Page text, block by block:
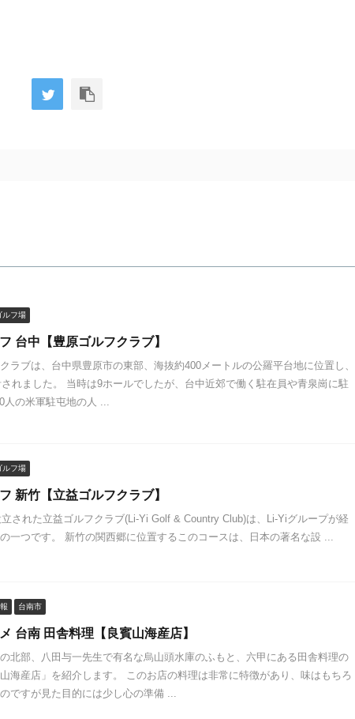
ルフ場
台中【豊原ゴルフクラブ】
ラブは、台中県豊原市の東部、海抜約400メートルの公羅平台地に位置し、
れました。 当時は9ホールでしたが、台中近郊で働く駐在員や青泉崗に駐
人の米軍駐屯地の人 ...
ルフ場
新竹【立益ゴルフクラブ】
された立益ゴルフクラブ(Li-Yi Golf & Country Club)は、Li-Yiグループが経
一つです。 新竹の関西郷に位置するこのコースは、日本の著名な設 ...
台南市
台南 田舎料理【良賓山海産店】
北部、八田与一先生で有名な烏山頭水庫のふもと、六甲にある田舎料理の
海産店」を紹介します。 このお店の料理は非常に特徴があり、味はもちろ
ですが見た目的には少し心の準備 ...